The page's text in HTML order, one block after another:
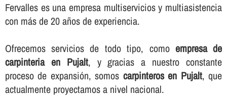
Fervalles es una empresa multiservicios y multiasistencia
con más de 20 años de experiencia.
Ofrecemos servicios de todo tipo, como empresa de
carpinteria en Pujalt, y gracias a nuestro constante
proceso de expansión, somos carpinteros en Pujalt, que
actualmente proyectamos a nivel nacional.